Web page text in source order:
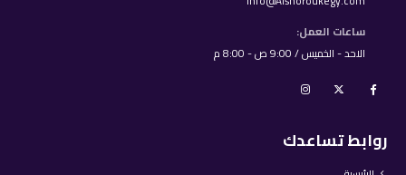
ساعات العمل:
الاحد - الخميس / 9:00 ص - 8:00 م
روابط تساعدك